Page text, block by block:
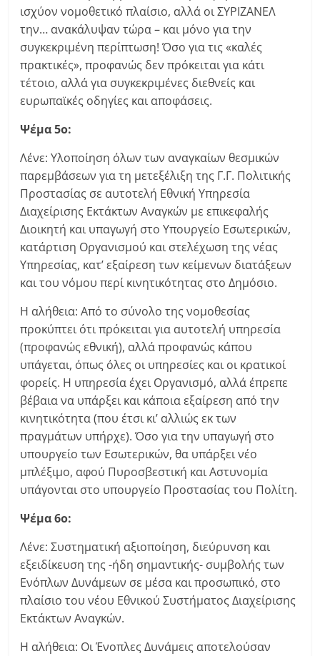
ισχύον νομοθετικό πλαίσιο, αλλά οι ΣΥΡΙΖΑΝΕΛ
την… ανακάλυψαν τώρα – και μόνο για την
συγκεκριμένη περίπτωση! Όσο για τις «καλές
πρακτικές», προφανώς δεν πρόκειται για κάτι
τέτοιο, αλλά για συγκεκριμένες διεθνείς και
ευρωπαϊκές οδηγίες και αποφάσεις.
Ψέμα 5ο:
Λένε: Υλοποίηση όλων των αναγκαίων θεσμικών
παρεμβάσεων για τη μετεξέλιξη της Γ.Γ. Πολιτικής
Προστασίας σε αυτοτελή Εθνική Υπηρεσία
Διαχείρισης Εκτάκτων Αναγκών με επικεφαλής
Διοικητή και υπαγωγή στο Υπουργείο Εσωτερικών,
κατάρτιση Οργανισμού και στελέχωση της νέας
Υπηρεσίας, κατ’ εξαίρεση των κείμενων διατάξεων
και του νόμου περί κινητικότητας στο Δημόσιο.
Η αλήθεια: Από το σύνολο της νομοθεσίας
προκύπτει ότι πρόκειται για αυτοτελή υπηρεσία
(προφανώς εθνική), αλλά προφανώς κάπου
υπάγεται, όπως όλες οι υπηρεσίες και οι κρατικοί
φορείς. Η υπηρεσία έχει Οργανισμό, αλλά έπρεπε
βέβαια να υπάρξει και κάποια εξαίρεση από την
κινητικότητα (που έτσι κι’ αλλιώς εκ των
πραγμάτων υπήρχε). Όσο για την υπαγωγή στο
υπουργείο των Εσωτερικών, θα υπάρξει νέο
μπλέξιμο, αφού Πυροσβεστική και Αστυνομία
υπάγονται στο υπουργείο Προστασίας του Πολίτη.
Ψέμα 6ο:
Λένε: Συστηματική αξιοποίηση, διεύρυνση και
εξειδίκευση της -ήδη σημαντικής- συμβολής των
Ενόπλων Δυνάμεων σε μέσα και προσωπικό, στο
πλαίσιο του νέου Εθνικού Συστήματος Διαχείρισης
Εκτάκτων Αναγκών.
Η αλήθεια: Οι Ένοπλες Δυνάμεις αποτελούσαν